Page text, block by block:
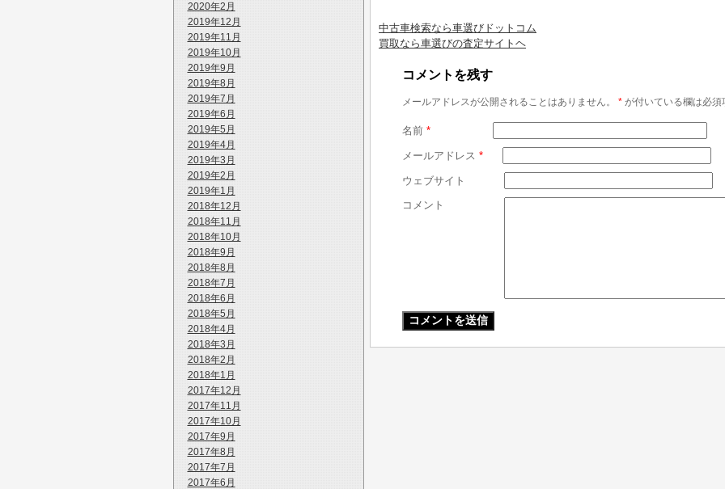
2020年2月
2019年12月
2019年11月
2019年10月
2019年9月
2019年8月
2019年7月
2019年6月
2019年5月
2019年4月
2019年3月
2019年2月
2019年1月
2018年12月
2018年11月
2018年10月
2018年9月
2018年8月
2018年7月
2018年6月
2018年5月
2018年4月
2018年3月
2018年2月
2018年1月
2017年12月
2017年11月
2017年10月
2017年9月
2017年8月
2017年7月
2017年6月
中古車検索なら車選びドットコム
買取なら車選びの査定サイトヘ
コメントを残す
メールアドレスが公開されることはありません。 * が付いている欄は必須
名前 *
メールアドレス *
ウェブサイト
コメント